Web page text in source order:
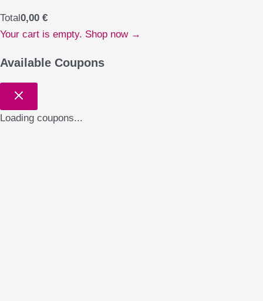
Total0,00 €
Your cart is empty. Shop now →
Available Coupons
Loading coupons...